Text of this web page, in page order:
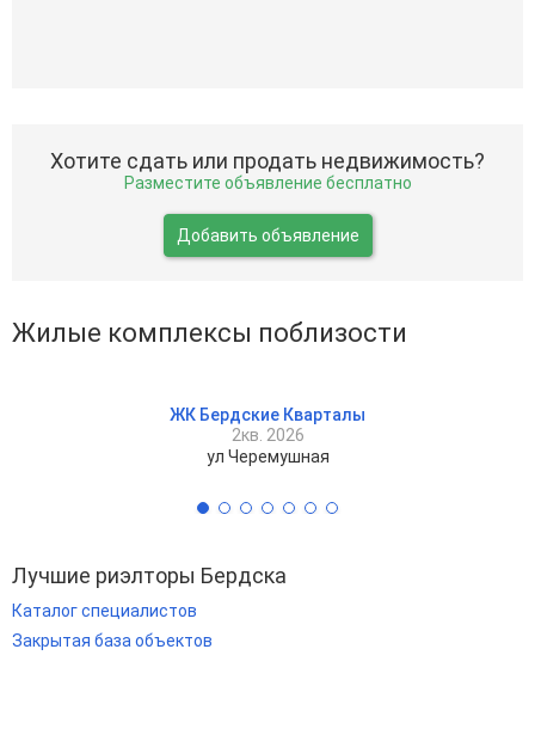
Хотите сдать или продать недвижимость?
Разместите объявление бесплатно
Добавить объявление
Жилые комплексы поблизости
ЖК Бердские Кварталы
2кв. 2026
ул Черемушная
Лучшие риэлторы Бердска
Каталог специалистов
Закрытая база объектов